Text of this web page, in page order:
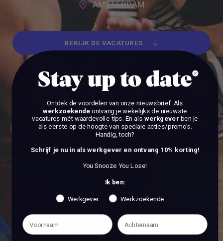
AMSTERDAM
BEKIJK DE VACATURES
Stay up to date
Ontdek de voordelen van onze nieuwsbrief. Als
werkzoekendeontvang je wekelijks de nieuwste
vacatures mét waardevolle tips. En als werkgever ben je
als eerste op de hoogte van speciale acties/promo's.
Handig, toch?
Schrijf je nu in als werkgever en ontvang 10% korting!
You Snooze You Lose!
Ik ben:
Werkgever Werkzoekende